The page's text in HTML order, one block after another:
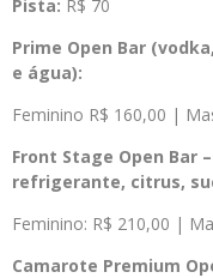
Pista: R$ 70
Prime Open Bar
e água):
Feminino R$ 160,00 |
Front Stage Open Bar
refrigerante, citrus,
Feminino: R$ 210,00 |
Camarote Premium